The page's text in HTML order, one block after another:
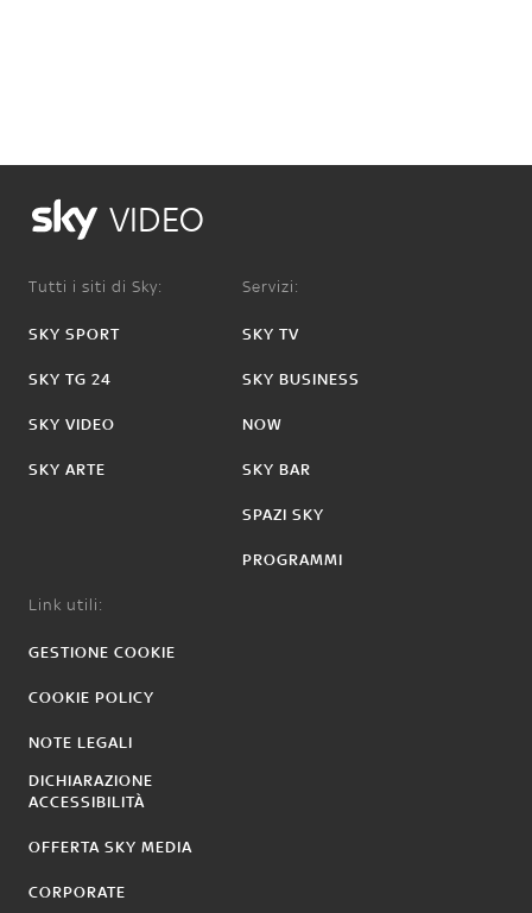
VIDEO
Tutti i siti di Sky:
SKY SPORT
SKY TG 24
SKY VIDEO
SKY ARTE
Servizi:
SKY TV
SKY BUSINESS
NOW
SKY BAR
SPAZI SKY
PROGRAMMI
Link utili:
GESTIONE COOKIE
COOKIE POLICY
NOTE LEGALI
DICHIARAZIONE
ACCESSIBILITÀ
OFFERTA SKY MEDIA
CORPORATE